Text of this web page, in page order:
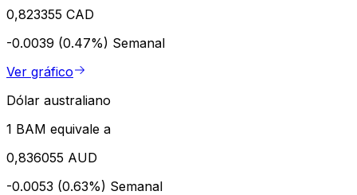
0,823355 CAD
-0.0039 (0.47%) Semanal
Ver gráfico
Dólar australiano
1 BAM equivale a
0,836055 AUD
-0.0053 (0.63%) Semanal